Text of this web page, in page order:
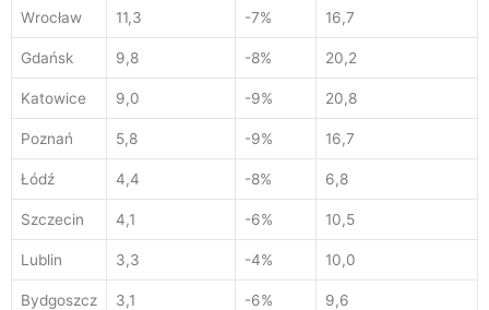
Wrocław 11,3 -7% 16,7
Gdańsk 9,8 -8% 20,2
Katowice 9,0 -9% 20,8
Poznań 5,8 -9% 16,7
Łódź 4,4 -8% 6,8
Szczecin 4,1 -6% 10,5
Lublin 3,3 -4% 10,0
Bydgoszcz 3,1 -6% 9,6